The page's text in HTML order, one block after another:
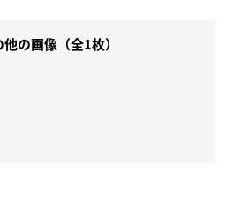
の画像（全1枚）